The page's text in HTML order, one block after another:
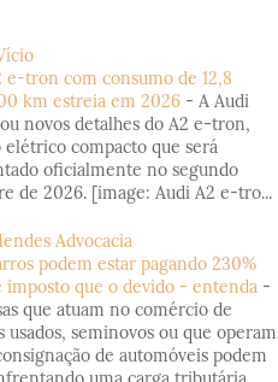
e-tron com consumo de 12,8
km estreia em 2026 - A Audi
novos detalhes do A2 e-tron,
elétrico compacto que será
oficialmente no segundo
de 2026. [image: Audi A2 e-tro...
Advocacia
podem estar pagando 230%
imposto que o devido - entenda -
que atuam no comércio de
usados, seminovos ou que operam
de automóveis podem